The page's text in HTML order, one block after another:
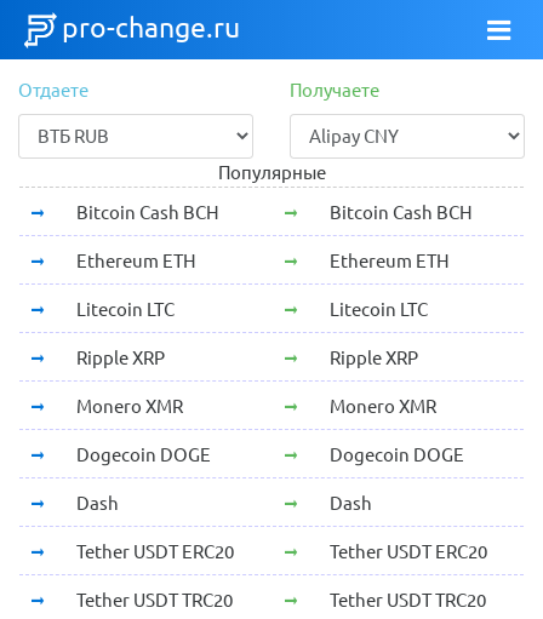
pro-change.ru
Отдаете Получаете
Популярные
Bitcoin Cash BCH
Bitcoin Cash BCH
Ethereum ETH Ethereum ETH
Litecoin LTC Litecoin LTC
Ripple XRP Ripple XRP
Monero XMR Monero XMR
Dogecoin DOGE Dogecoin DOGE
Dash Dash
Tether USDT ERC20 Tether USDT ERC20
Tether USDT TRC20 Tether USDT TRC20